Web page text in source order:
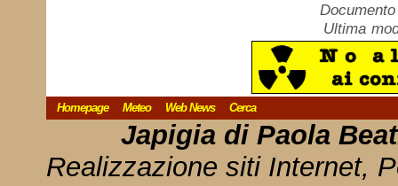
Ultima
Homepage Meteo Web News Cerca
Japigia di Paola
Realizzazione siti Internet,